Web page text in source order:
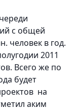
с общей
человек в год.
2011
Всего же по
будет
на
аким